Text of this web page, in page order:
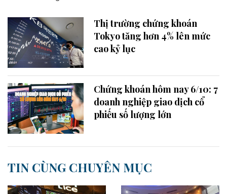
Thị trường chứng khoán
Tokyo tăng hơn 4% lên mức
cao kỷ lục
Chứng khoán hôm nay 6/10: 7
doanh nghiệp giao dịch cổ
phiếu số lượng lớn
TIN CÙNG CHUYÊN MỤC